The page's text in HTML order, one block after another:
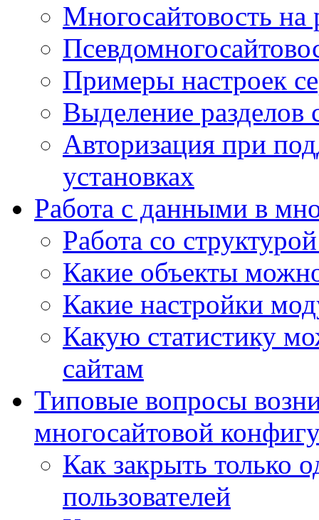
Многосайтовость на
Примеры настроек
Выделение разделов
Авторизация при
установках
Работа с данными в
Работа со
Какие объекты
Какие настройки
Какую статистику
сайтам
Типовые вопросы
многосайтовой
Как закрыть только
пользователей